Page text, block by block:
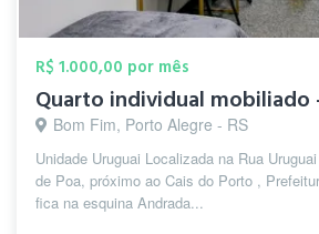
R$ 1.000,00 por mês
Quarto individual mobiliado
Bom Fim, Porto Alegre - RS
Unidade Uruguai Localizada na Rua
de Poa, próximo ao Cais do Porto ,
fica na esquina Andrada...